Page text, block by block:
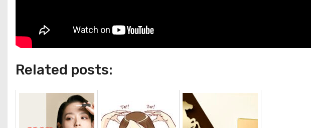
Related posts: